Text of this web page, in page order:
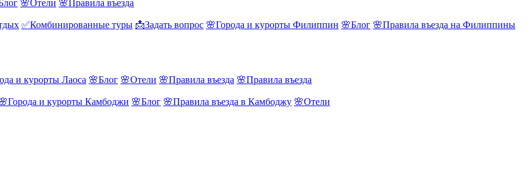
🌸Отели 🌸Правила въезда
✅Комбинированные туры 📩Задать вопрос 🌸Города и курорты Филиппин 🌸Блог 🌸Правила въезда на Филиппины
и курорты Лаоса 🌸Блог 🌸Отели 🌸Правила въезда 🌸Правила въезда
и курорты Камбоджи 🌸Блог 🌸Правила въезда в Камбоджу 🌸Отели